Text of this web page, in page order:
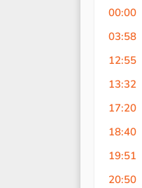
00:00
03:58
12:55
13:32
17:20
18:40
19:51
20:50